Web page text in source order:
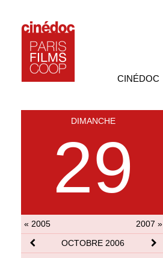
CINÉDOC
DIMANCHE
29
« 2005
2007 »
OCTOBRE 2006